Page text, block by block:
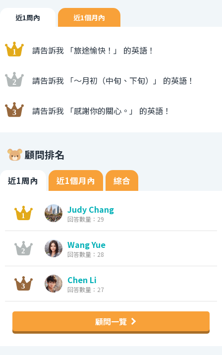
近1周內 近1個月內
請告訴我 「旅途愉快！」 的英語！
請告訴我 「〜月初（中旬、下旬）」 的英語！
請告訴我 「感謝你的關心。」 的英語！
顧問排名
近1周內 近1個月內 綜合
Judy Chang
回答數量：29
Wang Yue
回答數量：28
Chen Li
回答數量：27
顧問一覽